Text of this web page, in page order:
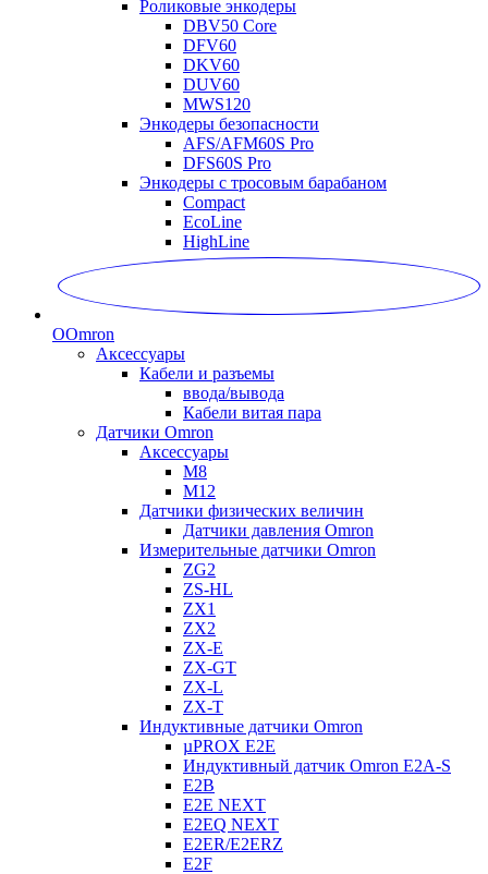
Роликовые энкодеры
DBV50 Core
DFV60
DKV60
DUV60
MWS120
Энкодеры безопасности
AFS/AFM60S Pro
DFS60S Pro
Энкодеры с тросовым барабаном
Compact
EcoLine
HighLine
OOmron
Аксессуары
Кабели и разъемы
ввода/вывода
Кабели витая пара
Датчики Omron
Аксессуары
M8
M12
Датчики физических величин
Датчики давления Omron
Измерительные датчики Omron
ZG2
ZS-HL
ZX1
ZX2
ZX-E
ZX-GT
ZX-L
ZX-T
Индуктивные датчики Omron
µPROX E2E
Индуктивный датчик Omron E2A-S
E2B
E2E NEXT
E2EQ NEXT
E2ER/E2ERZ
E2F